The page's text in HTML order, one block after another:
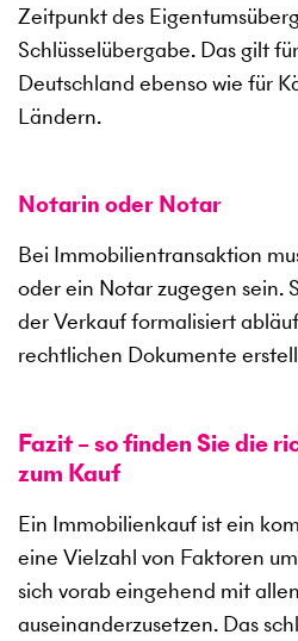
Zeitpunkt des
Schlüsselübergabe. Das gilt
Deutschland ebenso wie für
Ländern.
Notarin oder Notar
Bei Immobilientransaktion
oder ein Notar zugegen sein.
der Verkauf formalisiert
rechtlichen Dokumente
Fazit – so finden Sie die
zum Kauf
Ein Immobilienkauf ist ein
eine Vielzahl von Faktoren
sich vorab eingehend mit
auseinanderzusetzen. Das